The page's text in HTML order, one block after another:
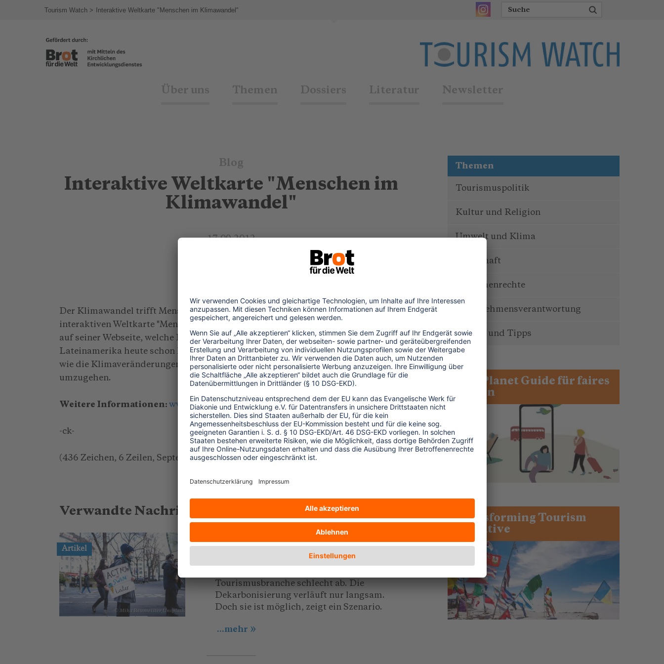
Tourism Watch Interaktive Weltkarte "Menschen im Klimawandel"
Über uns Themen Dossiers Literatur Newsletter
Blog
Interaktive Weltkarte "Menschen im
Klimawandel"
17.09.2012
Der Klimawandel trifft Menschen, die in Armut leben, besonders hart. Mit der
interaktiven Weltkarte "Menschen im Klimawandel" zeigt Oxfam Deutschland
auf seiner Webseite, welche Folgen der Klimawandel in Asien, Afrika und
Lateinamerika heute schon hat. Betroffene erzählen in Geschichten und Videos,
wie die Klimaveränderungen ihr Leben beeinflussen und wie sie versuchen, damit
umzugehen.
Weitere Informationen: www.oxfam.de/menschen_im_klimawandel
-ck-
(436 Zeichen, 6 Zeilen, September 2012)
Verwandte Nachrichten
Artikel
© Mika Baumeister_Unsplash
SDG 13: Klimapolitik
Tourismusbranche schlecht ab. Die
Dekarbonisierung verläuft nur langsam.
Doch sie ist möglich, zeigt ein Szenario.
...mehr
Themen
Tourismuspolitik
Kultur und Religion
Umwelt und Klima
Wirtschaft
Menschenrechte
Unternehmensverantwortung
Service und Tipps
One Planet Guide für faires
Reisen
Transforming Tourism
Initiative